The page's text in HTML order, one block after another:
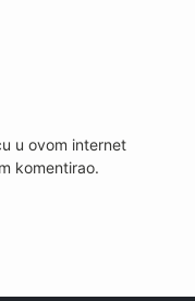
u ovom internet
komentirao.